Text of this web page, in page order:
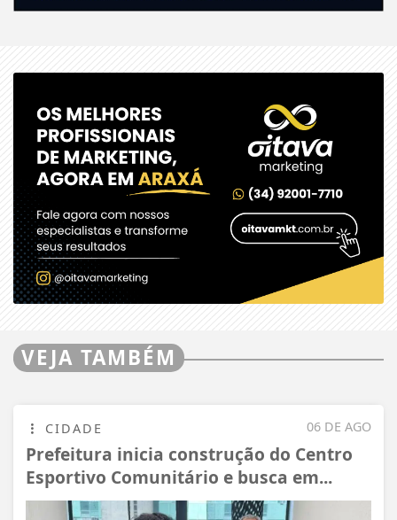
VEJA TAMBÉM
06 DE AGO
CIDADE
Prefeitura inicia construção do Centro
Esportivo Comunitário e busca em...